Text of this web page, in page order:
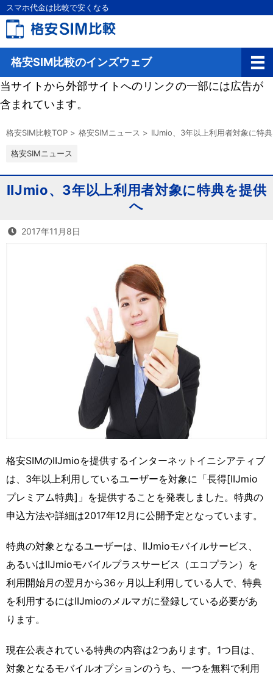
スマホ代金は比較で安くなる
格安SIM比較のインズウェブ
当サイトから外部サイトへのリンクの一部には広告が
含まれています。
格安SIM比較TOP > 格安SIMニュース > IIJmio、3年以上利用者対象に特
格安SIMニュース
IIJmio、3年以上利用者対象に特典を提供
へ
2017年11月8日
格安SIMのIIJmioを提供するインターネットイニシアティブ
は、3年以上利用しているユーザーを対象に「長得[IIJmio
プレミアム特典]」を提供することを発表しました。特典の
申込方法や詳細は2017年12月に公開予定となっています。
特典の対象となるユーザーは、IIJmioモバイルサービス、
あるいはIIJmioモバイルプラスサービス（エコプラン）を
利用開始月の翌月から36ヶ月以上利用している人で、特典
を利用するにはIIJmioのメルマガに登録している必要があ
ります。
現在公表されている特典の内容は2つあります。1つ目は、
対象となるモバイルオプションのうち、一つを無料で利用